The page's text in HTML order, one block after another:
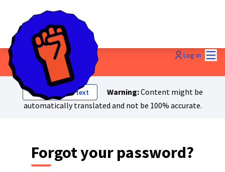
Log in
Show original text Warning:Content might be
automatically translated and not be 100% accurate.
Forgot your password?